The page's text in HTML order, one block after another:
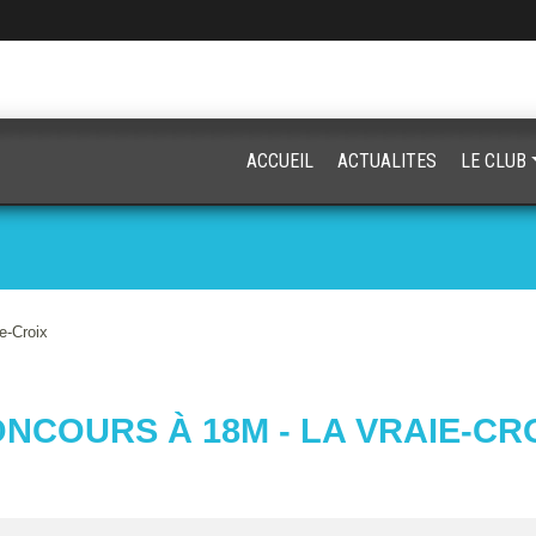
Croix
À 18M - LA VRAIE-
ACCUEIL ACTUALITES LE CLUB